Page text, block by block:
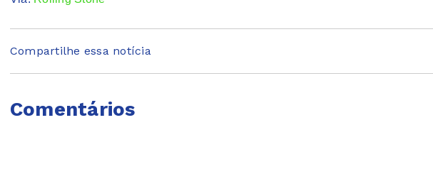
Compartilhe essa notícia
Comentários